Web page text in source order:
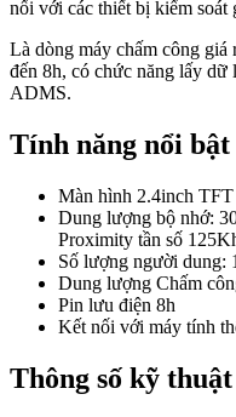
nối với các thiết bị kiểm soát
Là dòng máy chấm công
đến 8h, có chức năng lấy
ADMS.
Tính năng nổi bật
Màn hình 2.4inch TFT
Dung lượng bộ nhớ:
Proximity tần số
Số lượng người dung:
Dung lượng Chấm
Pin lưu điện 8h
Kết nối với máy tính
Thông số kỹ thuật